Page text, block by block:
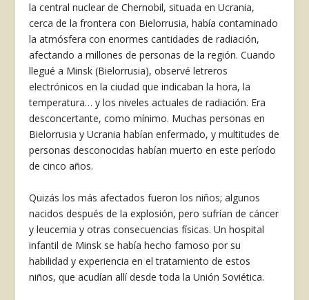
la central nuclear de Chernobil, situada en Ucrania,
cerca de la frontera con Bielorrusia, había contaminado
la atmósfera con enormes cantidades de radiación,
afectando a millones de personas de la región. Cuando
llegué a Minsk (Bielorrusia), observé letreros
electrónicos en la ciudad que indicaban la hora, la
temperatura… y los niveles actuales de radiación. Era
desconcertante, como mínimo. Muchas personas en
Bielorrusia y Ucrania habían enfermado, y multitudes de
personas desconocidas habían muerto en este período
de cinco años.
Quizás los más afectados fueron los niños; algunos
nacidos después de la explosión, pero sufrían de cáncer
y leucemia y otras consecuencias físicas. Un hospital
infantil de Minsk se había hecho famoso por su
habilidad y experiencia en el tratamiento de estos
niños, que acudían allí desde toda la Unión Soviética.